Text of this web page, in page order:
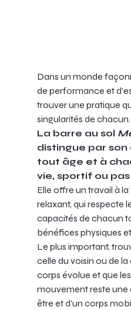
Dans un monde
de performance et
trouver une pratique
singularités de chacun.
La barre au sol
distingue par
tout âge et à
vie, sportif ou
Elle offre un travail à
relaxant, qui respecte
capacités de chacun
bénéfices physiques
Le plus important,
celle du voisin ou de
corps évolue et que
mouvement reste une
être et d'un corps